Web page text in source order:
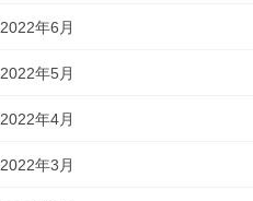
2022年6月
2022年5月
2022年4月
2022年3月